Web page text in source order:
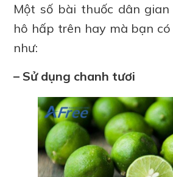
Một số bài thuốc dân
hô hấp trên hay mà bạn
như:
– Sử dụng chanh tươi